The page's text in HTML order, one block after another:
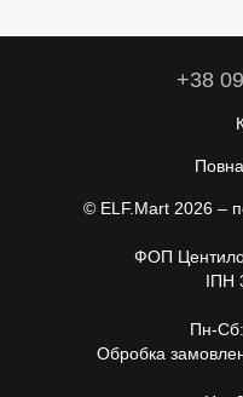
+38
© ELF.Mart 2026 –
ФОП Центило
ІПН
Пн-
Обробка